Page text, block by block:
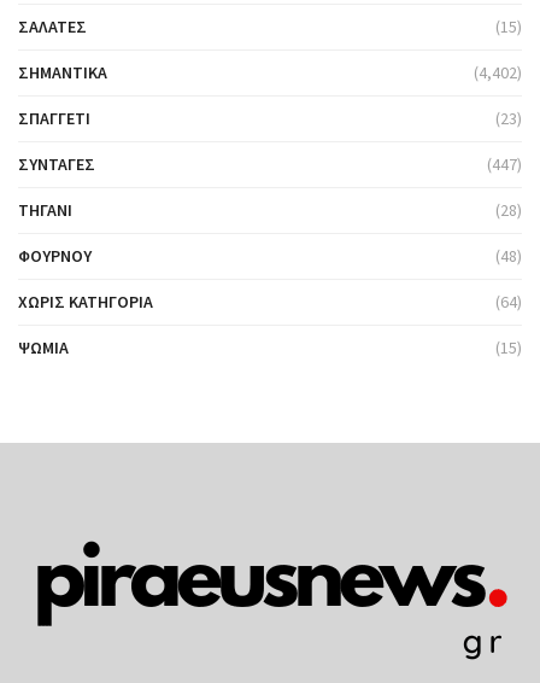
ΣΑΛΆΤΕΣ (15)
ΣΗΜΑΝΤΙΚΆ (4,402)
ΣΠΑΓΓΈΤΙ (23)
ΣΥΝΤΑΓΈΣ (447)
ΤΗΓΆΝΙ (28)
ΦΟΎΡΝΟΥ (48)
ΧΩΡΊΣ ΚΑΤΗΓΟΡΊΑ (64)
ΨΩΜΙΆ (15)